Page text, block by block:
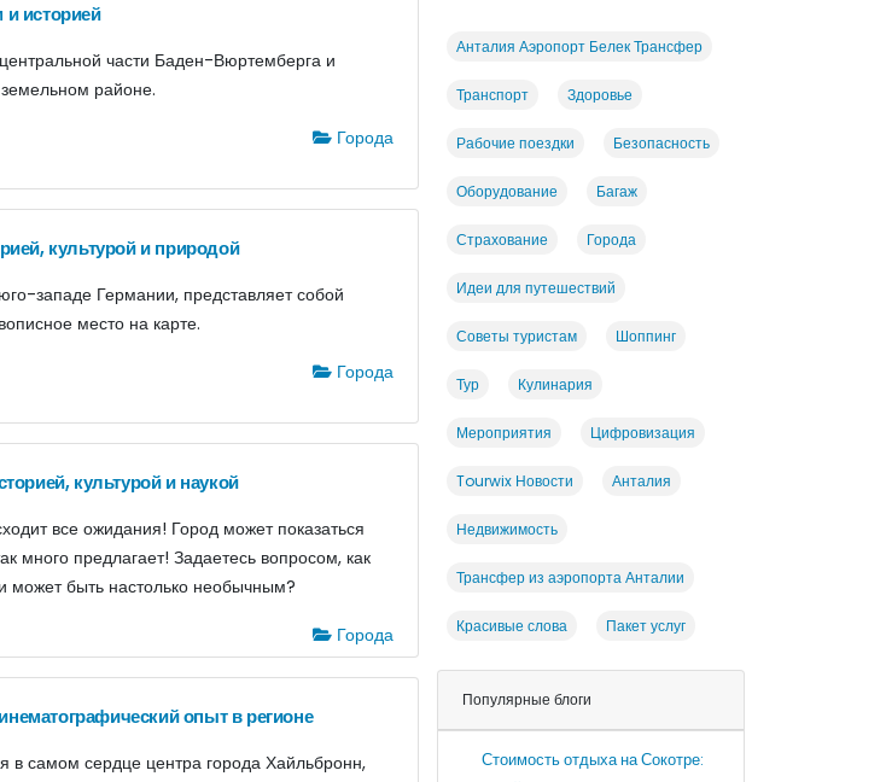
историей
части Баден-Вюртемберга и
районе.
Города
культурой и природой
западе Германии, представляет собой
место на карте.
Города
культурой и наукой
все ожидания! Город может показаться
много предлагает! Задаетесь вопросом, как
может быть настолько необычным?
Города
опыт в регионе
самом сердце центра города Хайльбронн,
Анталия Аэропорт Белек Трансфер
Транспорт Здоровье
Рабочие поездки Безопасность
Оборудование Багаж
Страхование Города
Идеи для путешествий
Советы туристам Шоппинг
Тур Кулинария
Мероприятия Цифровизация
Tourwix Новости Анталия
Недвижимость
Трансфер из аэропорта Анталии
Красивые слова Пакет услуг
Популярные блоги
Стоимость отдыха на Сокотре: